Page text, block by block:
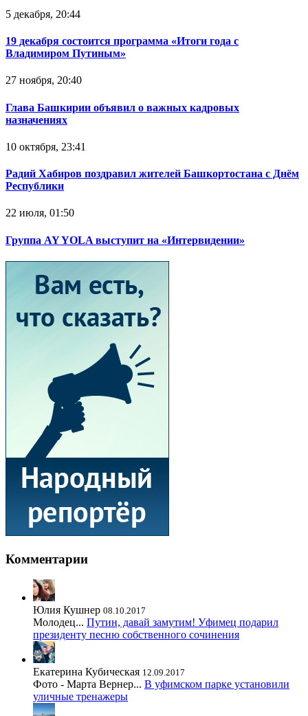
5 декабря, 20:44
19 декабря состоится программа «Итоги года с
Владимиром Путиным»
27 ноября, 20:40
Глава Башкирии объявил о важных кадровых
назначениях
10 октября, 23:41
Радий Хабиров поздравил жителей Башкортостана с Днём
Республики
22 июля, 01:50
Группа AY YOLA выступит на «Интервидении»
Комментарии
Юлия Кушнер 08.10.2017
Молодец... Путин, давай замутим! Уфимец подарил
президенту песню собственного сочинения
Екатерина Кубическая 12.09.2017
Фото - Марта Вернер... В уфимском парке установили
уличные тренажеры